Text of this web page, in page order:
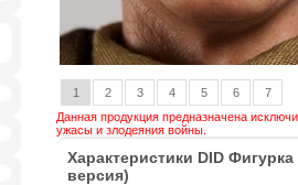
1 2 3 4 5 6
7
Данная продукция предназначена
ужасы и злодеяния войны.
Характеристики DID
версия)